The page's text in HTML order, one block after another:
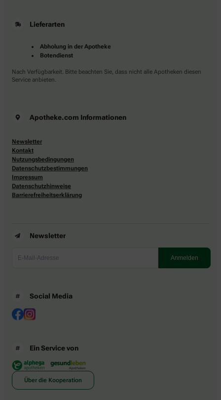
Lieferarten
Abholung in der Apotheke
Botendienst
Nach Verfügbarkeit. Bitte beachten Sie, dass nicht alle Apotheken diesen
Service anbieten.
Apotheke.com Informationen
Newsletter
Kontakt
Nutzungsbedingungen
Datenschutzbestimmungen
Impressum
Datenschutzhinweise
Barrierefreiheitserklärung
Newsletter
Social Media
Ein Service von
Über die Kooperation